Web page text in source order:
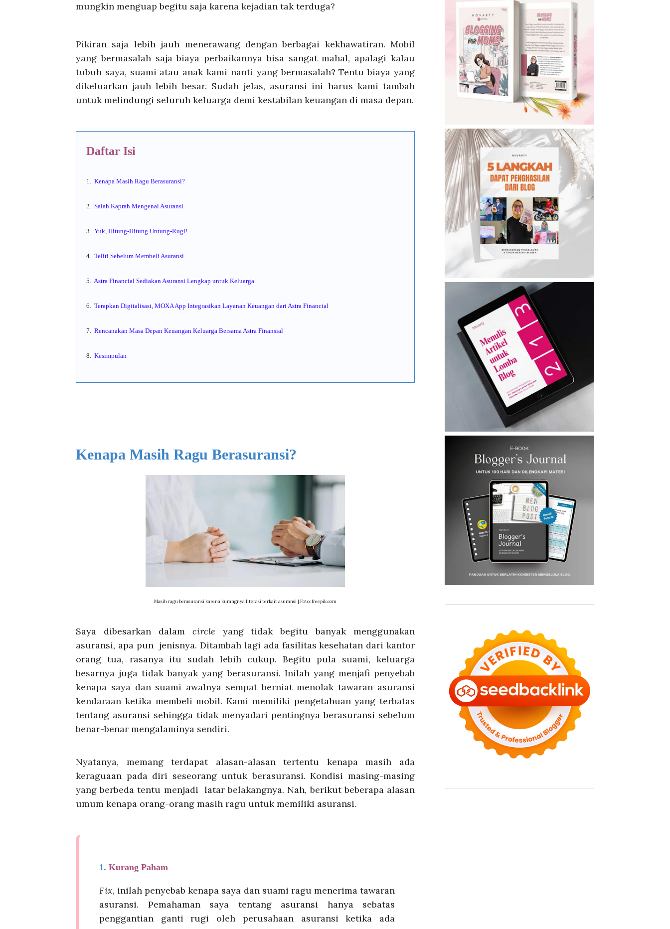
mungkin menguap begitu saja karena kejadian tak terduga?
Pikiran saja lebih jauh menerawang dengan berbagai kekhawatiran. Mobil
yang bermasalah saja biaya perbaikannya bisa sangat mahal, apalagi kalau
tubuh saya, suami atau anak kami nanti yang bermasalah? Tentu biaya yang
dikeluarkan jauh lebih besar. Sudah jelas, asuransi ini harus kami tambah
untuk melindungi seluruh keluarga demi kestabilan keuangan di masa depan.
Daftar Isi
1. Kenapa Masih Ragu Berasuransi?
2. Salah Kaprah Mengenai Asuransi
3. Yuk, Hitung-Hitung Untung-Rugi!
4. Teliti Sebelum Membeli Asuransi
5. Astra Financial Sediakan Asuransi Lengkap untuk Keluarga
6. Terapkan Digitalisasi, MOXA App Integrasikan Layanan Keuangan dari Astra Financial
7. Rencanakan Masa Depan Keuangan Keluarga Bersama Astra Finansial
8. Kesimpulan
Kenapa Masih Ragu Berasuransi?
Masih ragu berasuransi karena kurangnya literasi terkait asuransi | Foto: freepik.com
Saya dibesarkan dalam circle yang tidak begitu banyak menggunakan
asuransi, apa pun jenisnya. Ditambah lagi ada fasilitas kesehatan dari kantor
orang tua, rasanya itu sudah lebih cukup. Begitu pula suami, keluarga
besarnya juga tidak banyak yang berasuransi. Inilah yang menjafi penyebab
kenapa saya dan suami awalnya sempat berniat menolak tawaran asuransi
kendaraan ketika membeli mobil. Kami memiliki pengetahuan yang terbatas
tentang asuransi sehingga tidak menyadari pentingnya berasuransi sebelum
benar-benar mengalaminya sendiri.
Nyatanya, memang terdapat alasan-alasan tertentu kenapa masih ada
keraguaan pada diri seseorang untuk berasuransi. Kondisi masing-masing
yang berbeda tentu menjadi latar belakangnya. Nah, berikut beberapa alasan
umum kenapa orang-orang masih ragu untuk memiliki asuransi.
1. Kurang Paham
Fix, inilah penyebab kenapa saya dan suami ragu menerima tawaran
asuransi. Pemahaman saya tentang asuransi hanya sebatas
penggantian ganti rugi oleh perusahaan asuransi ketika ada